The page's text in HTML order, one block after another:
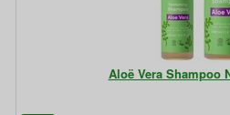
Aloë Vera Shampoo